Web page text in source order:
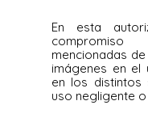
En esta
mencionadas
imágenes en el
en los
uso negligente